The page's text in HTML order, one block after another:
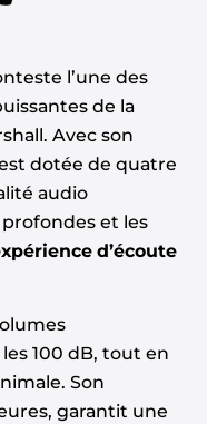
l’une des
de la
Avec son
dotée de quatre
audio
et les
d’écoute
100 dB, tout en
Son
garantit une